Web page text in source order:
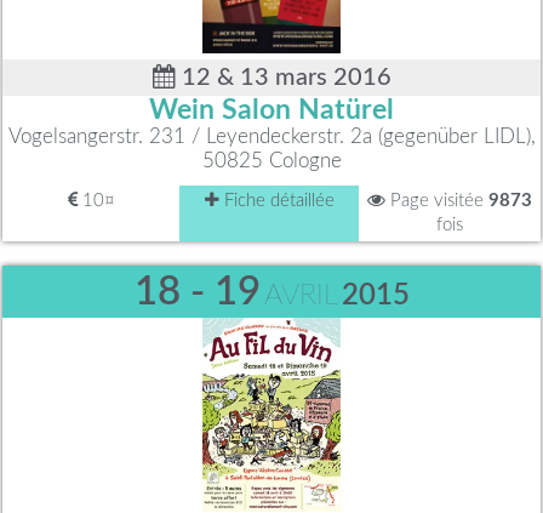
12 & 13 mars 2016
Wein Salon Natürel
Vogelsangerstr. 231 / Leyendeckerstr. 2a (gegenüber LIDL),
50825 Cologne
10¤ Fiche détaillée Page visitée 9873
fois
18 - 19 AVRIL 2015